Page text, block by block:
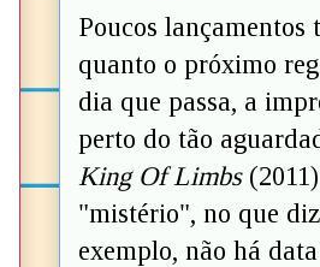
Poucos lançamentos
quanto o próximo
dia que passa, a
perto do tão
King Of Limbs
"mistério", no que
exemplo, não há